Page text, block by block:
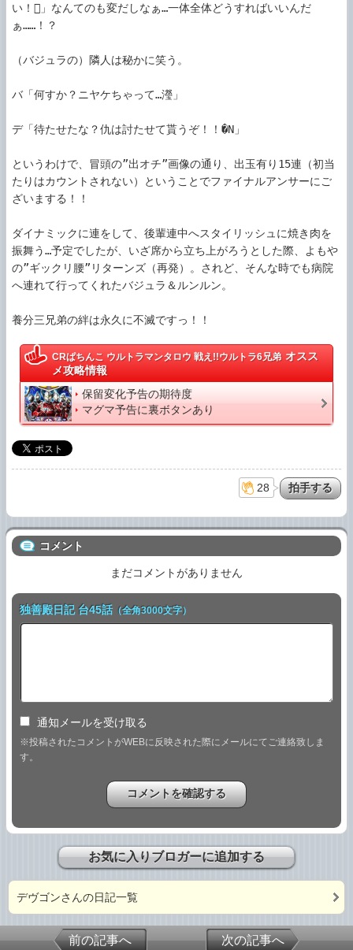
い！」なんてのも変だしなぁ…一体全体どうすればいいんだ
ぁ……！？
（バジュラの）隣人は秘かに笑う。
バ「何すか？ニヤケちゃって…瀅」
デ「待たせたな？仇は討たせて貰うぞ！！�N」
というわけで、冒頭の”出オチ”画像の通り、出玉有り15連（初当
たりはカウントされない）ということでファイナルアンサーにご
ざいまする！！
ダイナミックに連をして、後輩連中へスタイリッシュに焼き肉を
振舞う…予定でしたが、いざ席から立ち上がろうとした際、よもや
の”ギックリ腰”リターンズ（再発）。されど、そんな時でも病院
へ連れて行ってくれたバジュラ＆ルンルン。
養分三兄弟の絆は永久に不滅ですっ！！
CRぱちんこ ウルトラマンタロウ 戦え!!ウルトラ6兄弟 オスス
メ攻略情報
保留変化予告の期待度
マグマ予告に裏ボタンあり
28
コメント
まだコメントがありません
独善殿日記 台45話 （全角3000文字）
通知メールを受け取る
※投稿されたコメントがWEBに反映された際にメールにてご連絡致しま
す。
お気に入りブロガーに追加する
デヴゴンさんの日記一覧
前の記事へ 次の記事へ